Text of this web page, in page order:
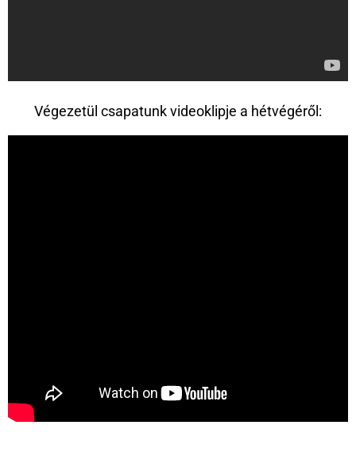
Végezetül csapatunk videoklipje a hétvégéről: